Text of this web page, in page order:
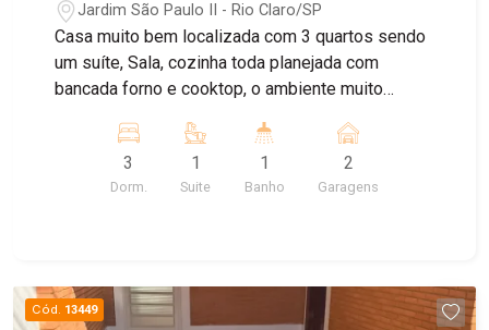
Jardim São Paulo II - Rio Claro/SP
Casa muito bem localizada com 3 quartos sendo
um suíte, Sala, cozinha toda planejada com
bancada forno e cooktop, o ambiente muito
eletrônico, e belo quintal uma parte coberta e
outra para um belo lazer. Cerca Elétrica. Parte
elétrica muito bem feita.
3
Dorm.
1
Suite
1
Banho
2
Garagens
Cód. 13449